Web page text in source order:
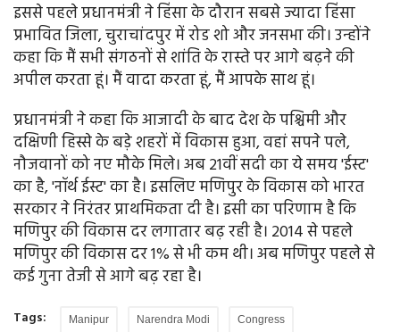
इससे पहले प्रधानमंत्री ने हिंसा के दौरान सबसे ज्यादा हिंसा
प्रभावित जिला, चुराचांदपुर में रोड शो और जनसभा की। उन्होंने
कहा कि मैं सभी संगठनों से शांति के रास्ते पर आगे बढ़ने की
अपील करता हूं। मैं वादा करता हूं, मैं आपके साथ हूं।
प्रधानमंत्री ने कहा कि आजादी के बाद देश के पश्चिमी और
दक्षिणी हिस्से के बड़े शहरों में विकास हुआ, वहां सपने पले,
नौजवानों को नए मौके मिले। अब 21वीं सदी का ये समय 'ईस्ट'
का है, 'नॉर्थ ईस्ट' का है। इसलिए मणिपुर के विकास को भारत
सरकार ने निरंतर प्राथमिकता दी है। इसी का परिणाम है कि
मणिपुर की विकास दर लगातार बढ़ रही है। 2014 से पहले
मणिपुर की विकास दर 1% से भी कम थी। अब मणिपुर पहले से
कई गुना तेजी से आगे बढ़ रहा है।
Tags: Manipur Narendra Modi Congress